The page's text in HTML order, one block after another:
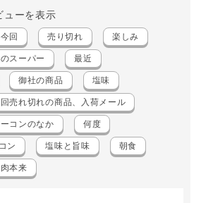
ューを表示
今回 売り切れ 楽しみ
スーパー 最近
御社の商品 塩味
売れ切れの商品、入荷メール
コンのなか 何度
ン 塩味と旨味 朝食
本来